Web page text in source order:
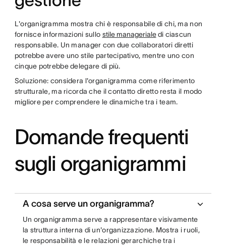
L'organigramma mostra chi è responsabile di chi, ma non
fornisce informazioni sullo stile managerialedi ciascun
responsabile. Un manager con due collaboratori diretti
potrebbe avere uno stile partecipativo, mentre uno con
cinque potrebbe delegare di più.
Soluzione: considera l'organigramma come riferimento
strutturale, ma ricorda che il contatto diretto resta il modo
migliore per comprendere le dinamiche tra i team.
Domande frequenti
sugli organigrammi
A cosa serve un organigramma?
Un organigramma serve a rappresentare visivamente
la struttura interna di un'organizzazione. Mostra i ruoli,
le responsabilità e le relazioni gerarchiche tra i